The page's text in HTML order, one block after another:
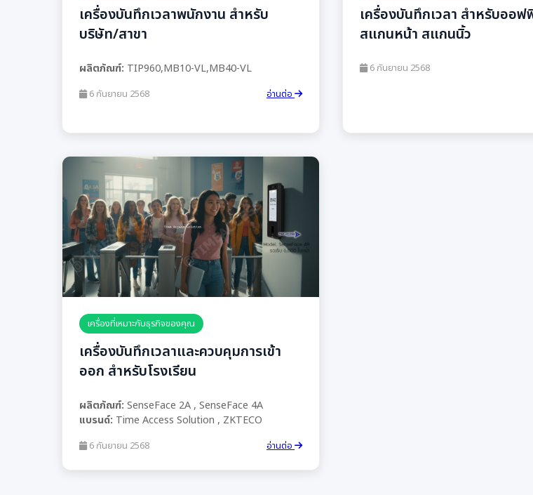
เครื่องบันทึกเวลาพนักงาน สำหรับ
บริษัท/สาขา
ผลิตภัณฑ์: TIP960,MB10-VL,MB40-VL
6 กันยายน 2568 อ่านต่อ
เครื่องบันทึกเวลา สำหรับออฟ
สแกนหน้า สแกนนิ้ว
6 กันยายน 2568
เครื่องที่เหมาะกับธุรกิจของคุณ
เครื่องบันทึกเวลาและควบคุมการเข้า
ออก สำหรับโรงเรียน
ผลิตภัณฑ์: SenseFace 2A , SenseFace 4A
แบรนด์: Time Access Solution , ZKTECO
6 กันยายน 2568 อ่านต่อ